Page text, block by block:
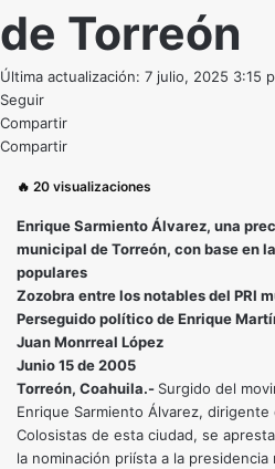
de Torreón
Última actualización: 7 julio, 2025 3:15
Seguir
Compartir
Compartir
🔥 20 visualizaciones
Enrique Sarmiento Álvarez, una
municipal de Torreón, con base en
populares
Zozobra entre los notables del PRI
Perseguido político de Enrique
Juan Monrreal López
Junio 15 de 2005
Torreón, Coahuila.- Surgido del
Enrique Sarmiento Álvarez,
Colosistas de esta ciudad, se
la nominación priísta a la presidencia